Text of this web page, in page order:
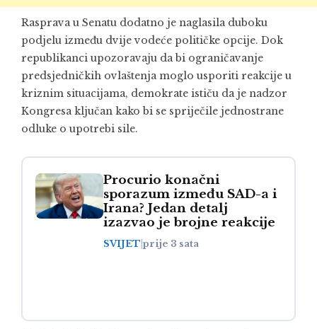
Rasprava u Senatu dodatno je naglasila duboku
podjelu između dvije vodeće političke opcije. Dok
republikanci upozoravaju da bi ograničavanje
predsjedničkih ovlaštenja moglo usporiti reakcije u
kriznim situacijama, demokrate ističu da je nadzor
Kongresa ključan kako bi se spriječile jednostrane
odluke o upotrebi sile.
Procurio konačni
sporazum između SAD-a i
Irana? Jedan detalj
izazvao je brojne reakcije
SVIJET prije 3 sata